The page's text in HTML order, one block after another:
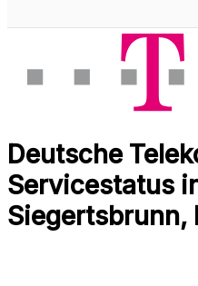
Deutsche
Servicestatus
Siegertsbrunn,